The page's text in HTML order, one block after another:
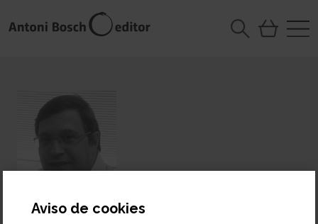
Aviso de cookies